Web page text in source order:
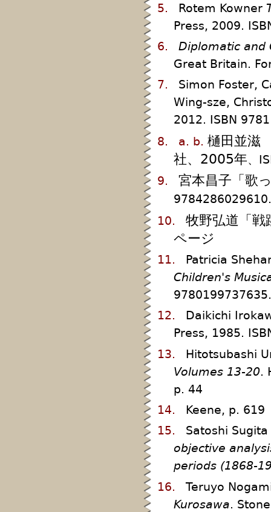
5.
Rotem Kowner
Press, 2009.
6.
Diplomatic and
Great Britain.
7.
Simon Foster,
Wing-sze,
2012. ISBN
8.
a. b. 樋田並滋
社、2005年、
9.
宮本昌子「歌
10.
牧野弘道「戦
ページ
11.
Patricia
Children's
12.
Daikichi
Press, 1985.
13.
Hitotsubashi
Volumes 13-20.
p. 44
14.
Keene, p. 619
15.
Satoshi Sugita
objective
periods (1868-
16.
Teruyo
Kurosawa.